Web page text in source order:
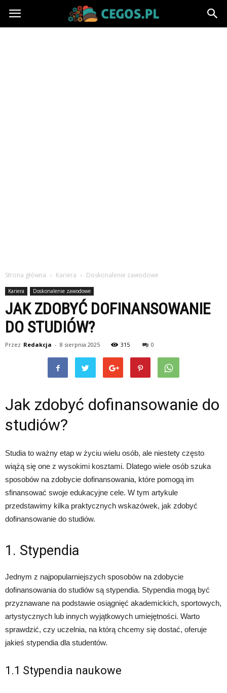
Cegos.pl
Strona główna Kariera Doskonalenie zawodowe
Kariera Doskonalenie zawodowe
JAK ZDOBYĆ DOFINANSOWANIE
DO STUDIÓW?
Przez Redakcja - 8 sierpnia 2025 315 0
Jak zdobyć dofinansowanie do
studiów?
Studia to ważny etap w życiu wielu osób, ale niestety często
wiążą się one z wysokimi kosztami. Dlatego wiele osób szuka
sposobów na zdobycie dofinansowania, które pomogą im
sfinansować swoje edukacyjne cele. W tym artykule
przedstawimy kilka praktycznych wskazówek, jak zdobyć
dofinansowanie do studiów.
1. Stypendia
Jednym z najpopularniejszych sposobów na zdobycie
dofinansowania do studiów są stypendia. Stypendia mogą być
przyznawane na podstawie osiągnięć akademickich, sportowych,
artystycznych lub innych wyjątkowych umiejętności. Warto
sprawdzić, czy uczelnia, na którą chcemy się dostać, oferuje
jakieś stypendia dla studentów.
1.1 Stypendia naukowe